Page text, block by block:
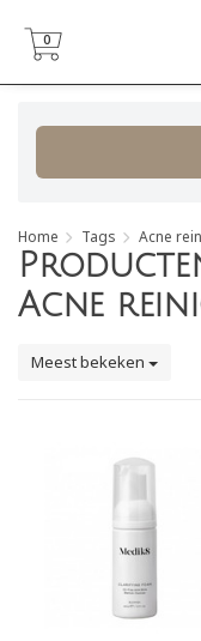
0
0
Home Tags Acne
Acne
Meest bekeken